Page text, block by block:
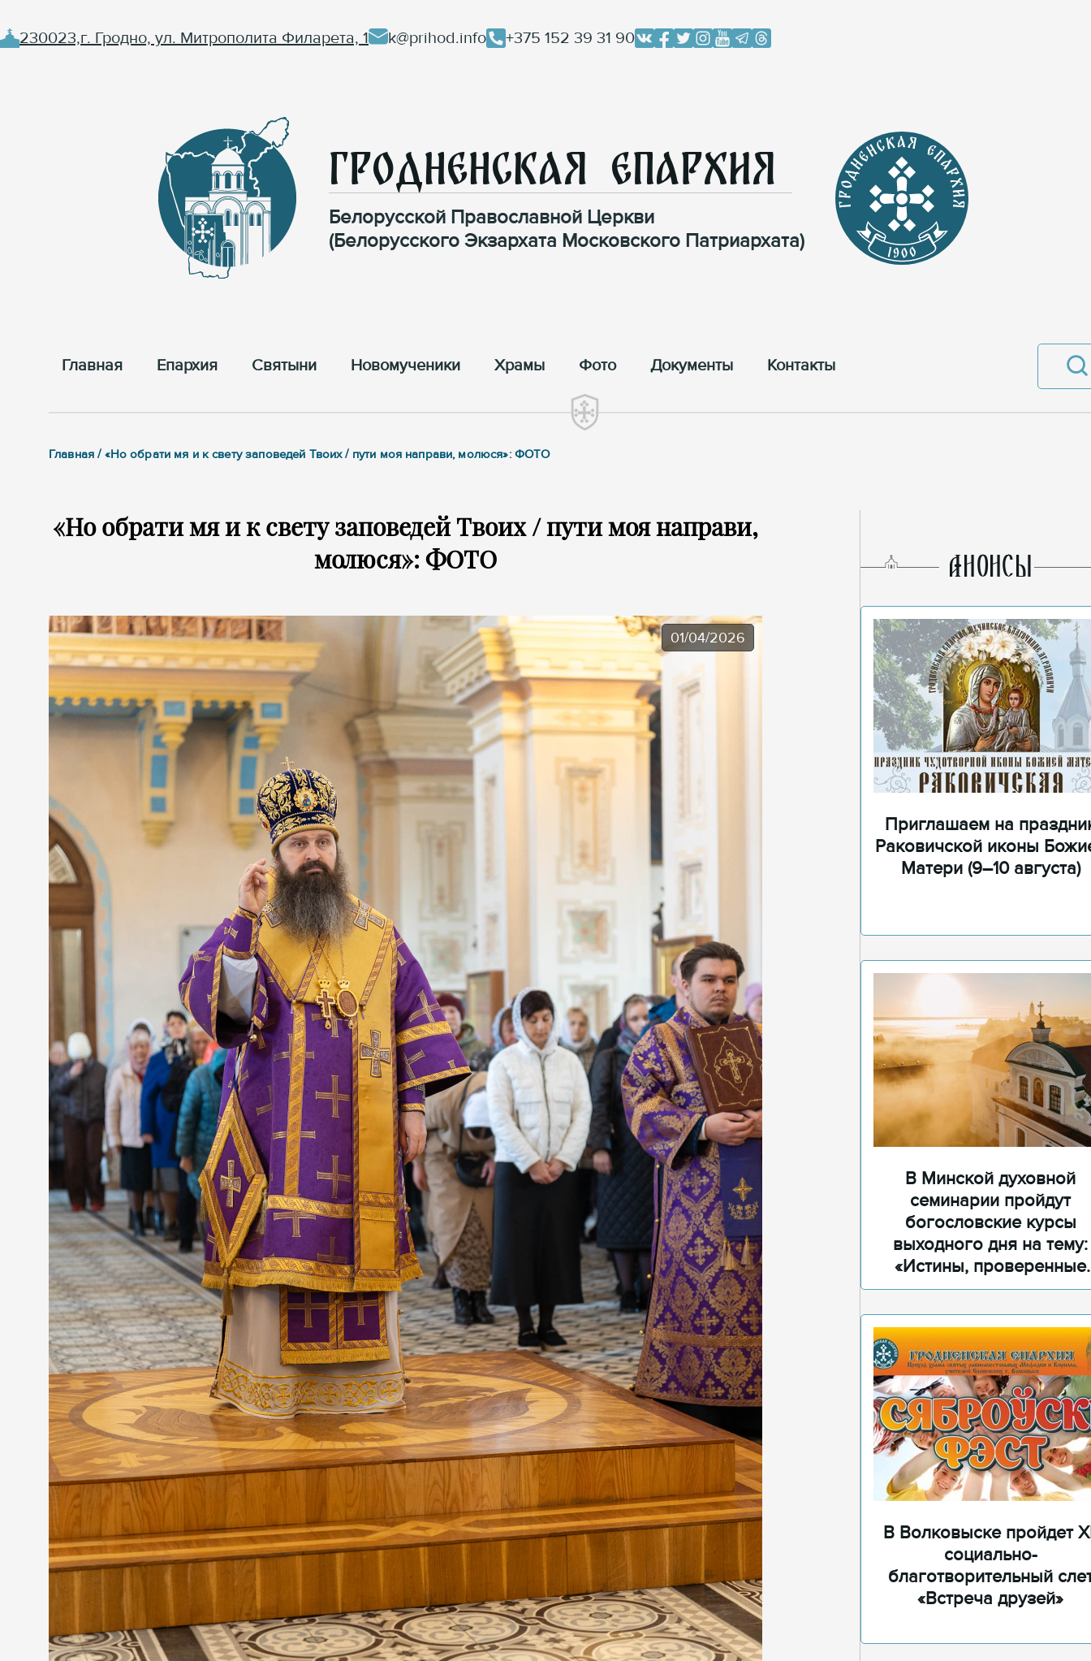
230023,г. Гродно, ул. Митрополита Филарета, 1 k@prihod.info +375 152 39 31 90
Гродненская Епархия
Белорусской Православной Церкви
(Белорусского Экзархата Московского Патриархата)
Главная Епархия Cвятыни Новомученики Храмы Фото Документы Контакты
Главная / «Но обрати мя и к свету заповедей Твоих / пути моя направи, молюся»: ФОТО
«Но обрати мя и к свету заповедей Твоих / пути моя направи,
молюся»: ФОТО
01/04/2026
AНОНСЫ
Приглашаем на
Раковичской иконы
Матери (9–10 августа)
В Минской духовной
семинарии пройдут
богословские курсы
выходного дня на тему:
«Истины, проверенные
временем»
В Волковыске пройдет
социально-
благотворительный
«Встреча друзей»